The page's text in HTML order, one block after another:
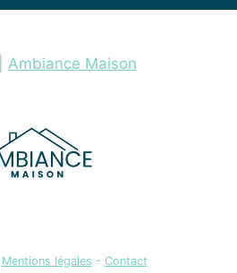
Ambiance Maison
Mentions légales - Contact